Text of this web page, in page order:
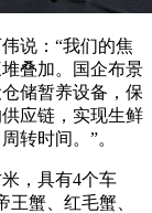
说：“我们的焦
叠加。国企布景
储暂养设备，保
应链，实现生鲜
转时间。”。
，具有4个车
蟹、红毛蟹、